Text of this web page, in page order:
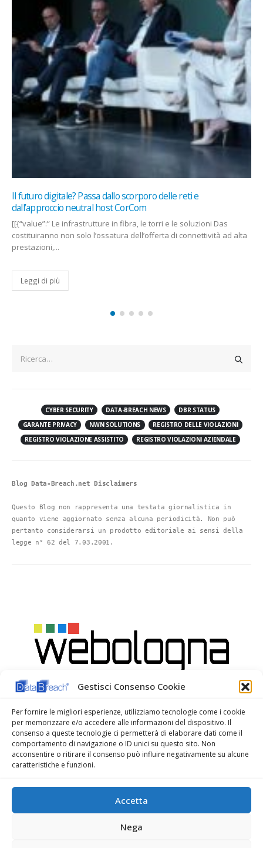
Gestisci Consenso Cookie
Per fornire le migliori esperienze, utilizziamo tecnologie come i cookie
per memorizzare e/o accedere alle informazioni del dispositivo. Il
consenso a queste tecnologie ci permetterà di elaborare dati come il
comportamento di navigazione o ID unici su questo sito. Non
acconsentire o ritirare il consenso può influire negativamente su alcune
caratteristiche e funzioni.
Accetta
Nega
Il futuro digitale? Passa dallo scorporo delle reti e
dall’approccio neutral host CorCom
[[{“value”:” Le infrastrutture in fibra, le torri e le soluzioni Das
costituiranno non solo l’ossatura dell’offerta di connettività ad alta
prestazioni,...
Leggi di più
CYBER SECURITY DATA-BREACH NEWS
DBR STATUS
GARANTE PRIVACY
NWN SOLUTIONS
REGISTRO DELLE VIOLAZIONI
REGISTRO VIOLAZIONE ASSISTITO
REGISTRO VIOLAZIONI AZIENDALE
Blog Data-Breach.net Disclaimers
Questo Blog non rappresenta una testata giornalistica in
quanto viene aggiornato senza alcuna periodicità. Non può
pertanto considerarsi un prodotto editoriale ai sensi della
legge n° 62 del 7.03.2001.